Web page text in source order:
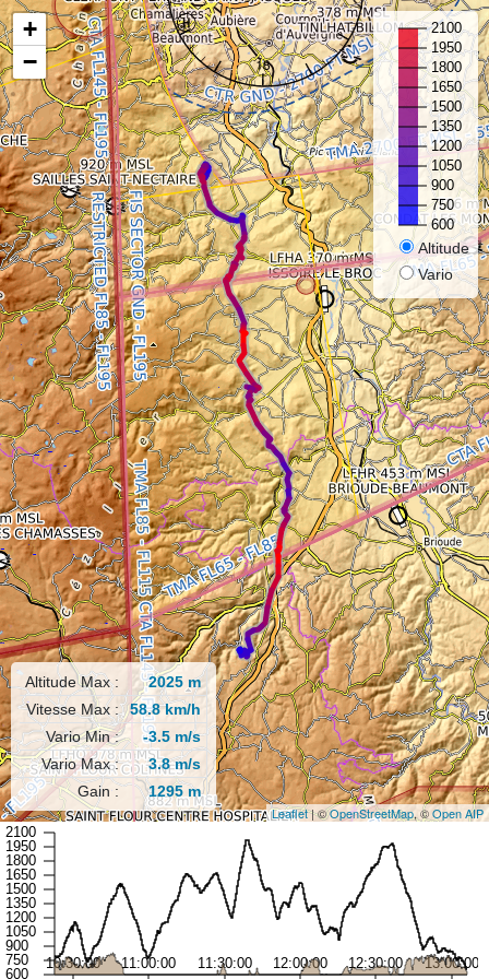
+
−
Altitude
Vario
Altitude Max :
2025 m
Vitesse Max :
58.8 km/h
Vario Min :
-3.5 m/s
Vario Max :
3.8 m/s
Gain :
1295 m
Leaflet| ©OpenStreetMap, ©Open AIP